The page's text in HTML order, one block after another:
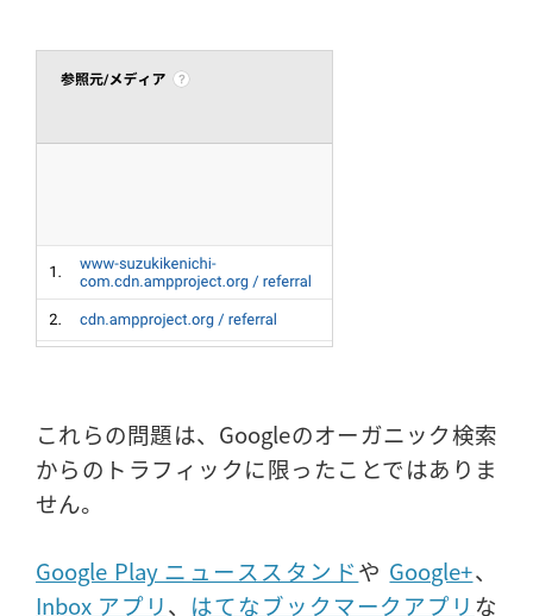
これらの問題は、Googleのオーガニック検索
からのトラフィックに限ったことではありま
せん。
Google Play ニューススタンドや Google+、
Inbox アプリ、 はてなブックマークアプリ な